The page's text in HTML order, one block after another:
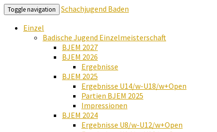
Toggle navigation
Schachjugend Baden
Einzel
Badische Jugend Einzelmeisterschaft
BJEM 2027
BJEM 2026
Ergebnisse
BJEM 2025
Ergebnisse U14/w-U18/w+Open
Partien BJEM 2025
Impressionen
BJEM 2024
Ergebnisse U8/w-U12/w+Open